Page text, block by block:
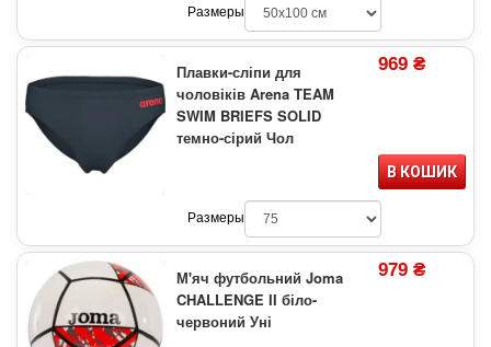
Размеры
Плавки-сліпи для
чоловіків Arena TEAM
SWIM BRIEFS SOLID
темно-сірий Чол
969 ₴
В КОШИК
Размеры
М'яч футбольний Joma
CHALLENGE II біло-
червоний Уні
979 ₴